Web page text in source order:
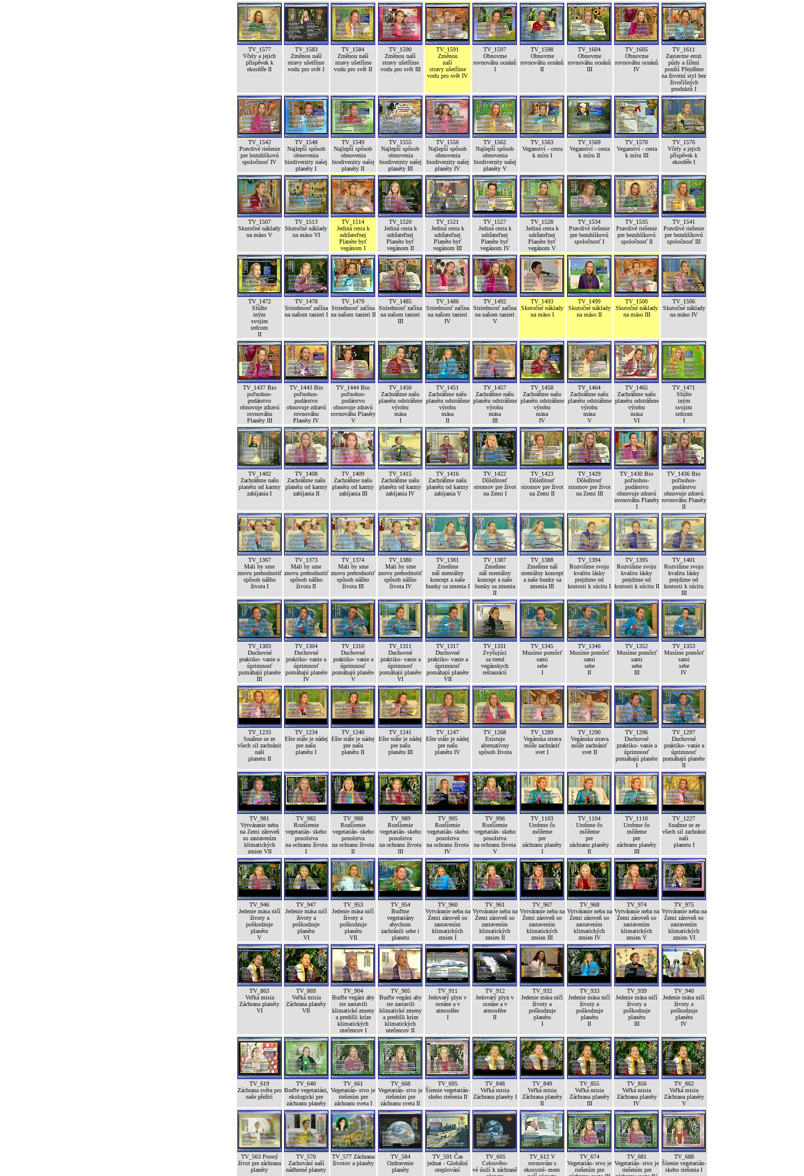
TV_1577
Včely a jejich
příspěvek k
ekosféře II
TV_1583
Změnou naší
stravy ušetříme
vodu pro svět I
TV_1584
Změnou naší
stravy ušetříme
vodu pro svět II
TV_1590
Změnou naší
stravy ušetříme
vodu pro svět III
TV_1591
Změnou
naší
stravy ušetříme
vodu pro svět IV
TV_1597
Obnovme
rovnováhu oceánů
I
TV_1598
Obnovme
rovnováhu oceánů
II
TV_1604
Obnovme
rovnováhu oceánů
III
TV_1605
Obnovme
rovnováhu oceánů
IV
TV_1611
Zastavme erozi
půdy a šíření
pouští Přejděme
na životní styl bez
živočišných
produktů I
TV_1542
Pravdivé riešenie
pre bezuhlíkovú
spoločnosť IV
TV_1548
Najlepší spôsob
obnovenia
biodiverzity našej
planéty I
TV_1549
Najlepší spôsob
obnovenia
biodiverzity našej
planéty II
TV_1555
Najlepší spôsob
obnovenia
biodiverzity našej
planéty III
TV_1556
Najlepší spôsob
obnovenia
biodiverzity našej
planéty IV
TV_1562
Najlepší spôsob
obnovenia
biodiverzity našej
planéty V
TV_1563
Veganství - cesta
k míru I
TV_1569
Veganství - cesta
k míru II
TV_1570
Veganství - cesta
k míru III
TV_1576
Včely a jejich
příspěvek k
ekosféře I
TV_1507
Skutočné náklady
na mäso V
TV_1513
Skutočné náklady
na mäso VI
TV_1514
Jediná cesta k
udržateľnej
Planéte byť
vegánom I
TV_1520
Jediná cesta k
udržateľnej
Planéte byť
vegánom II
TV_1521
Jediná cesta k
udržateľnej
Planéte byť
vegánom III
TV_1527
Jediná cesta k
udržateľnej
Planéte byť
vegánom IV
TV_1528
Jediná cesta k
udržateľnej
Planéte byť
vegánom V
TV_1534
Pravdivé riešenie
pre bezuhlíkovú
spoločnosť I
TV_1535
Pravdivé riešenie
pre bezuhlíkovú
spoločnosť II
TV_1541
Pravdivé riešenie
pre bezuhlíkovú
spoločnosť III
TV_1472
Slúžte
iným
svojim
srdcom
II
TV_1478
Striedmosť začína
na našom tanieri I
TV_1479
Striedmosť začína
na našom tanieri II
TV_1485
Striedmosť začína
na našom tanieri
III
TV_1486
Striedmosť začína
na našom tanieri
IV
TV_1492
Striedmosť začína
na našom tanieri
V
TV_1493
Skutočné náklady
na mäso I
TV_1499
Skutočné náklady
na mäso II
TV_1500
Skutočné náklady
na mäso III
TV_1506
Skutočné náklady
na mäso IV
TV_1437 Bio
poľnohos-
podárstvo
obnovuje zdravú
rovnováhu
Planéty III
TV_1443 Bio
poľnohos-
podárstvo
obnovuje zdravú
rovnováhu
Planéty IV
TV_1444 Bio
poľnohos-
podárstvo
obnovuje zdravú
rovnováhu Planéty
V
TV_1450
Zachráňme našu
planétu odstráňme
výrobu
mäsa
I
TV_1451
Zachráňme našu
planétu odstráňme
výrobu
mäsa
II
TV_1457
Zachráňme našu
planétu odstráňme
výrobu
mäsa
III
TV_1458
Zachráňme našu
planétu odstráňme
výrobu
mäsa
IV
TV_1464
Zachráňme našu
planétu odstráňme
výrobu
mäsa
V
TV_1465
Zachráňme našu
planétu odstráňme
výrobu
mäsa
VI
TV_1471
Slúžte
iným
svojim
srdcom
I
TV_1402
Zachráňme našu
planétu od karmy
zabíjania I
TV_1408
Zachráňme našu
planétu od karmy
zabíjania II
TV_1409
Zachráňme našu
planétu od karmy
zabíjania III
TV_1415
Zachráňme našu
planétu od karmy
zabíjania IV
TV_1416
Zachráňme našu
planétu od karmy
zabíjania V
TV_1422
Dôležitosť
stromov pre život
na Zemi I
TV_1423
Dôležitosť
stromov pre život
na Zemi II
TV_1429
Dôležitosť
stromov pre život
na Zemi III
TV_1430 Bio
poľnohos-
podárstvo
obnovuje zdravú
rovnováhu Planéty
I
TV_1436 Bio
poľnohos-
podárstvo
obnovuje zdravú
rovnováhu Planéty
II
TV_1367
Mali by sme
znovu prehodnotiť
spôsob nášho
života I
TV_1373
Mali by sme
znovu prehodnotiť
spôsob nášho
života II
TV_1374
Mali by sme
znovu prehodnotiť
spôsob nášho
života III
TV_1380
Mali by sme
znovu prehodnotiť
spôsob nášho
života IV
TV_1381
Zmeňme
náš mentálny
koncept a naše
bunky sa zmenia I
TV_1387
Zmeňme
náš mentálny
koncept a naše
bunky sa zmenia
II
TV_1388
Zmeňme náš
mentálny koncept
a naše bunky sa
zmenia III
TV_1394
Rozviňme svoju
kvalitu lásky
prejdime od
krutosti k súcitu I
TV_1395
Rozviňme svoju
kvalitu lásky
prejdime od
krutosti k súcitu II
TV_1401
Rozviňme svoju
kvalitu lásky
prejdime od
krutosti k súcitu
III
TV_1303
Duchovné
praktiko- vanie a
úprimnosť
pomáhajú planéte
III
TV_1304
Duchovné
praktiko- vanie a
úprimnosť
pomáhajú planéte
IV
TV_1310
Duchovné
praktiko- vanie a
úprimnosť
pomáhajú planéte
V
TV_1311
Duchovné
praktiko- vanie a
úprimnosť
pomáhajú planéte
VI
TV_1317
Duchovné
praktiko- vanie a
úprimnosť
pomáhajú planéte
VII
TV_1331
Zvyšujúci
sa trend
vegánskych
reštaurácií
TV_1345
Musíme pomôcť
sami
sebe
I
TV_1346
Musíme pomôcť
sami
sebe
II
TV_1352
Musíme pomôcť
sami
sebe
III
TV_1353
Musíme pomôcť
sami
sebe
IV
TV_1233
Snažme se ze
všech sil zachránit
naši
planetu II
TV_1234
Ešte stále je nádej
pre našu
planétu I
TV_1240
Ešte stále je nádej
pre našu
planétu II
TV_1241
Ešte stále je nádej
pre našu
planétu III
TV_1247
Ešte stále je nádej
pre našu
planétu IV
TV_1268
Existuje
alternatívny
spôsob života
TV_1289
Vegánska strava
môže zachrániť
svet I
TV_1290
Vegánska strava
môže zachrániť
svet II
TV_1296
Duchovné
praktiko- vanie a
úprimnosť
pomáhajú planéte
I
TV_1297
Duchovné
praktiko- vanie a
úprimnosť
pomáhajú planéte
II
TV_981
Vytváranie neba
na Zemi zároveň
so zastavením
klimatických
zmien VII
TV_982
Rozšírenie
vegetarián- skeho
posolstva
na ochranu života
I
TV_988
Rozšírenie
vegetarián- skeho
posolstva
na ochranu života
II
TV_989
Rozšírenie
vegetarián- skeho
posolstva
na ochranu života
III
TV_995
Rozšírenie
vegetarián- skeho
posolstva
na ochranu života
IV
TV_996
Rozšírenie
vegetarián- skeho
posolstva
na ochranu života
V
TV_1103
Urobme čo
môžeme
pre
záchranu planéty
I
TV_1104
Urobme čo
môžeme
pre
záchranu planéty
II
TV_1110
Urobme čo
môžeme
pre
záchranu planéty
III
TV_1227
Snažme se ze
všech sil zachránit
naši
planetu I
TV_946
Jedenie mäsa ničí
životy a
poškodzuje
planétu
V
TV_947
Jedenie mäsa ničí
životy a
poškodzuje
planétu
VI
TV_953
Jedenie mäsa ničí
životy a
poškodzuje
planétu
VII
TV_954
Buďme
vegetariány
abychom
zachránili sebe i
planetu
TV_960
Vytváranie neba na
Zemi zároveň so
zastavením
klimatických
zmien I
TV_961
Vytváranie neba na
Zemi zároveň so
zastavením
klimatických
zmien II
TV_967
Vytváranie neba na
Zemi zároveň so
zastavením
klimatických
zmien III
TV_968
Vytváranie neba na
Zemi zároveň so
zastavením
klimatických
zmien IV
TV_974
Vytváranie neba na
Zemi zároveň so
zastavením
klimatických
zmien V
TV_975
Vytváranie neba na
Zemi zároveň so
zastavením
klimatických
zmien VI
TV_863
Veľká misia
Záchrana planéty
VI
TV_869
Veľká misia
Záchrana planéty
VII
TV_904
Buďte vegáni aby
ste zastavili
klimatické zmeny
a predišli kríze
klimatických
utečencov I
TV_905
Buďte vegáni aby
ste zastavili
klimatické zmeny
a predišli kríze
klimatických
utečencov II
TV_911
Jedovatý plyn v
oceáne a v
atmosfére
I
TV_912
Jedovatý plyn v
oceáne a v
atmosfére
II
TV_932
Jedenie mäsa ničí
životy a
poškodzuje
planétu
I
TV_933
Jedenie mäsa ničí
životy a
poškodzuje
planétu
II
TV_939
Jedenie mäsa ničí
životy a
poškodzuje
planétu
III
TV_940
Jedenie mäsa ničí
životy a
poškodzuje
planétu
IV
TV_619
Záchrana světa pro
naše přežití
TV_640
Buďte vegetariáni,
ekologickí pre
záchranu planéty
TV_661
Vegetarián- stvo je
riešením pre
záchranu sveta I
TV_668
Vegetarián- stvo je
riešením pre
záchranu sveta II
TV_695
Šírenie vegetarián-
skeho riešenia II
TV_848
Veľká misia
Záchrana planéty I
TV_849
Veľká misia
Záchrana planéty
II
TV_855
Veľká misia
Záchrana planéty
III
TV_856
Veľká misia
Záchrana planéty
IV
TV_862
Veľká misia
Záchrana planéty
V
TV_563 Prostý
život pre záchranu
planéty
TV_570
Zachování naší
nádherné planety
TV_577 Záchrana
životov a planéty
TV_584
Ozdravenie
planéty
TV_591 Čas
jednat - Globální
oteplování
TV_605
Celosvěto-
vé úsilí k záchraně
TV_612 V
rovnováze s
ekosysté- mem
TV_674
Vegetarián- stvo je
riešením pre
TV_681
Vegetarián- stvo je
riešením pre
TV_688
Šírenie vegetarián-
skeho riešenia I